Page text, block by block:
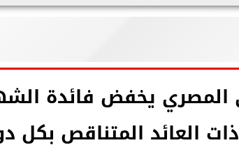
المصري يخفض فائدة
العائد المتناقص بكل